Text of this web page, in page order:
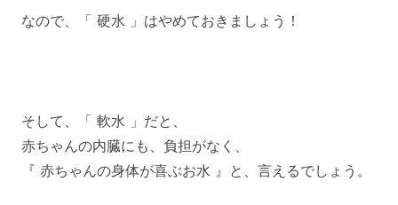
なので、「 硬水 」はやめておきましょう！
そして、「 軟水 」だと、
赤ちゃんの内臓にも、負担がなく、
『 赤ちゃんの身体が喜ぶお水 』と、言えるでしょう。